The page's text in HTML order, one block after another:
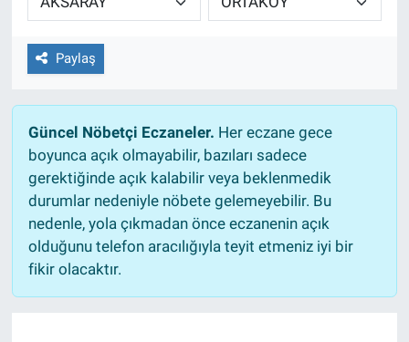
Paylaş
Güncel Nöbetçi Eczaneler. Her eczane gece
boyunca açık olmayabilir, bazıları sadece
gerektiğinde açık kalabilir veya beklenmedik
durumlar nedeniyle nöbete gelemeyebilir. Bu
nedenle, yola çıkmadan önce eczanenin açık
olduğunu telefon aracılığıyla teyit etmeniz iyi bir
fikir olacaktır.